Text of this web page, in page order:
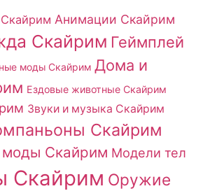
Скайрим Анимации Скайрим
Скайрим Геймплей
моды Скайрим Дома и
Ездовые животные Скайрим
Звуки и музыка Скайрим
Скайрим
моды Скайрим Модели тел
Скайрим Оружие